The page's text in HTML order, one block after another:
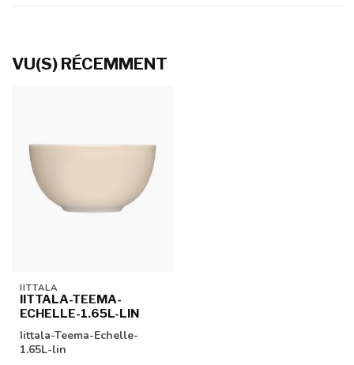
VU(S) RÉCEMMENT
IITTALA
IITTALA-TEEMA-
ECHELLE-1.65L-LIN
Iittala-Teema-Echelle-
1.65L-lin